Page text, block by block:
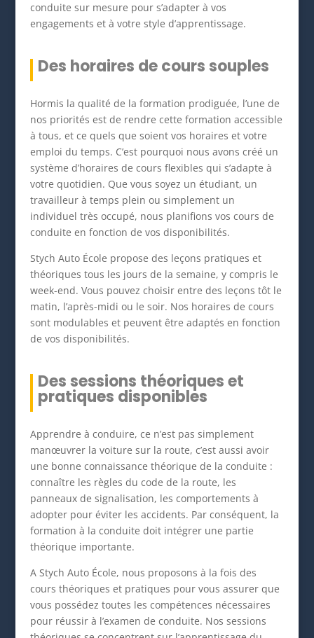
conduite sur mesure pour s’adapter à vos
engagements et à votre style d’apprentissage.
Des horaires de cours souples
Hormis la qualité de la formation prodiguée, l’une de
nos priorités est de rendre cette formation accessible
à tous, et ce quels que soient vos horaires et votre
emploi du temps. C’est pourquoi nous avons créé un
système d’horaires de cours flexibles qui s’adapte à
votre quotidien. Que vous soyez un étudiant, un
travailleur à temps plein ou simplement un
individuel très occupé, nous planifions vos cours de
conduite en fonction de vos disponibilités.
Stych Auto École propose des leçons pratiques et
théoriques tous les jours de la semaine, y compris le
week-end. Vous pouvez choisir entre des leçons tôt le
matin, l’après-midi ou le soir. Nos horaires de cours
sont modulables et peuvent être adaptés en fonction
de vos disponibilités.
Des sessions théoriques et
pratiques disponibles
Apprendre à conduire, ce n’est pas simplement
manœuvrer la voiture sur la route, c’est aussi avoir
une bonne connaissance théorique de la conduite :
connaître les règles du code de la route, les
panneaux de signalisation, les comportements à
adopter pour éviter les accidents. Par conséquent, la
formation à la conduite doit intégrer une partie
théorique importante.
A Stych Auto École, nous proposons à la fois des
cours théoriques et pratiques pour vous assurer que
vous possédez toutes les compétences nécessaires
pour réussir à l’examen de conduite. Nos sessions